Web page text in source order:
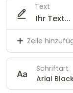
Text
Zeile
Schriftart
Arial